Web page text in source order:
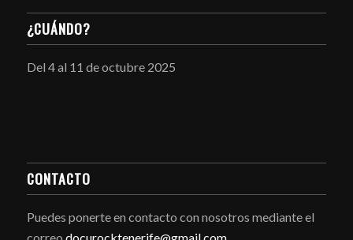
¿CUÁNDO?
Del 4 al 11 de octubre 2025
CONTACTO
Puedes ponerte en contacto con nosotros mediante el